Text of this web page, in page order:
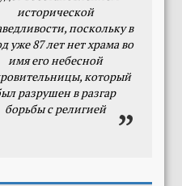
исторической
поскольку в
уже 87 лет нет храма во
имя его небесной
который
разрушен в разгар
борьбы с религией